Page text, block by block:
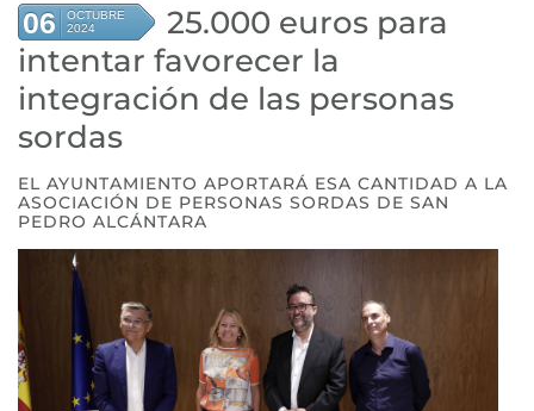
06
OCTUBRE
2024
25.000 euros para
intentar favorecer la
integración de las personas
sordas
EL AYUNTAMIENTO APORTARÁ ESA CANTIDAD A LA
ASOCIACIÓN DE PERSONAS SORDAS DE SAN
PEDRO ALCÁNTARA